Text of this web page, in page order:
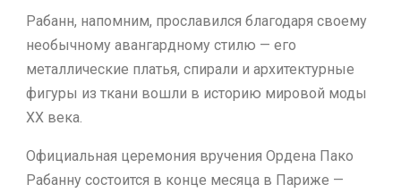
Рабанн, напомним, прославился благодаря своему
необычному авангардному стилю — его
металлические платья, спирали и архитектурные
фигуры из ткани вошли в историю мировой моды
XX века.
Официальная церемония вручения Ордена Пако
Рабанну состоится в конце месяца в Париже —